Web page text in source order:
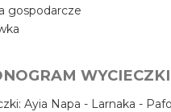
gospodarcze
WYCIECZKI
Ayia Napa - Larnaka -